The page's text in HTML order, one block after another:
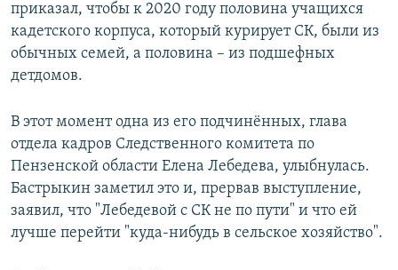
приказал, чтобы к 2020 году половина учащихся
кадетского корпуса, который курирует СК, были из
обычных семей, а половина – из подшефных
детдомов.
В этот момент одна из его подчинённых, глава
отдела кадров Следственного комитета по
Пензенской области Елена Лебедева, улыбнулась.
Бастрыкин заметил это и, прервав выступление,
заявил, что "Лебедевой с СК не по пути" и что ей
лучше перейти "куда-нибудь в сельское хозяйство".